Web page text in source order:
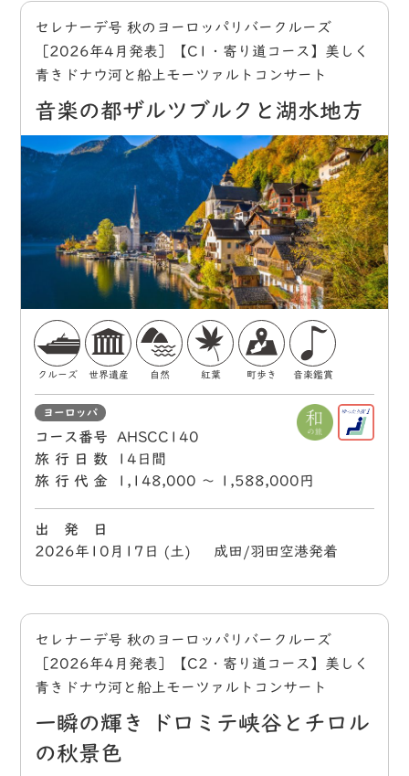
セレナーデ号 秋のヨーロッパリバークルーズ
［2026年4月発表］【C1・寄り道コース】美しく
青きドナウ河と船上モーツァルトコンサート
音楽の都ザルツブルクと湖水地方
クルーズ 世界遺産 自然 紅葉 町歩き 音楽鑑賞
ヨーロッパ
コース番号
AHSCC140
旅行日数
14日間
旅行代金
1,148,000 〜 1,588,000円
出 発 日
2026年10月17日 (土) 成田/羽田空港発着
セレナーデ号 秋のヨーロッパリバークルーズ
［2026年4月発表］【C2・寄り道コース】美しく
青きドナウ河と船上モーツァルトコンサート
一瞬の輝き ドロミテ峡谷とチロル
の秋景色